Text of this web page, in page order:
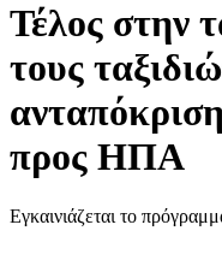
Τέλος στην
τους
προς ΗΠΑ
Εγκαινιάζεται το